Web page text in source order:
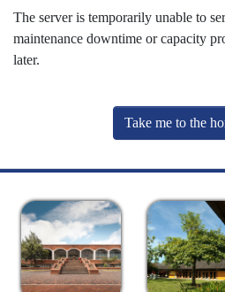
The server is temporarily unable to
maintenance downtime or capacity
later.
Take me to the